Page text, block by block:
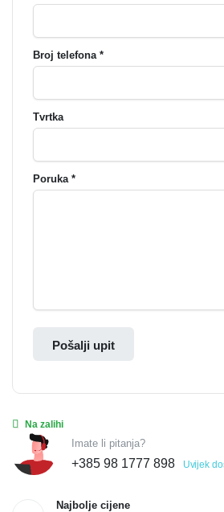
Broj telefona *
Tvrtka
Poruka *
Pošalji upit
Na zalihi
Imate li pitanja?
+385 98 1777 898 Uvijek
Najbolje cijene